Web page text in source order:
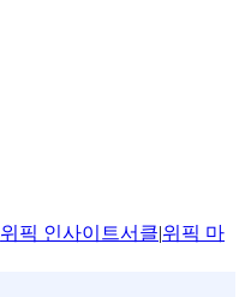
위픽 인사이트서클|위픽 마